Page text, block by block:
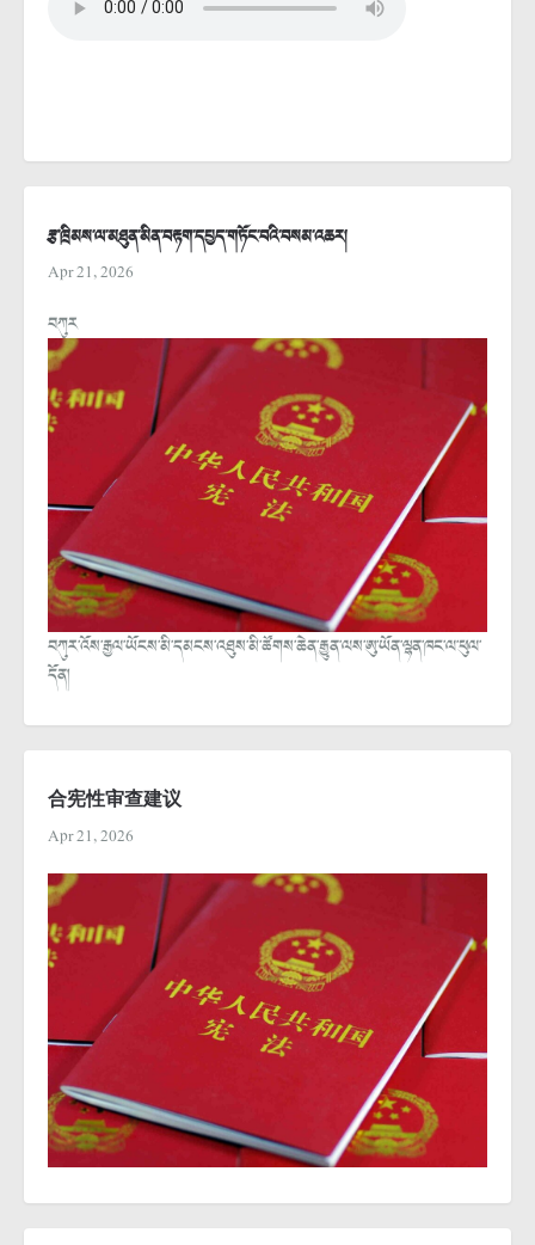
རྩ་ཁྲིམས་ལ་མཐུན་མིན་བརྟག་དཔྱད་གཏོང་བའི་བསམ་འཆར།
Apr 21, 2026
བཀུར
བཀུར་འོས་རྒྱལ་ཡོངས་མི་དམངས་འཐུས་མི་ཚོགས་ཆེན་རྒྱུན་ལས་ཨུ་ཡོན་ལྷན་ཁང་ལ་ཕུལ་
དོན།
合宪性审查建议
Apr 21, 2026